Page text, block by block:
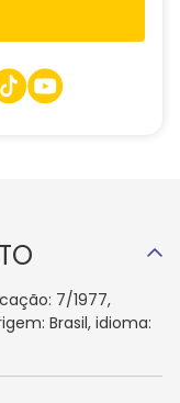
7/1977,
Brasil, idioma: